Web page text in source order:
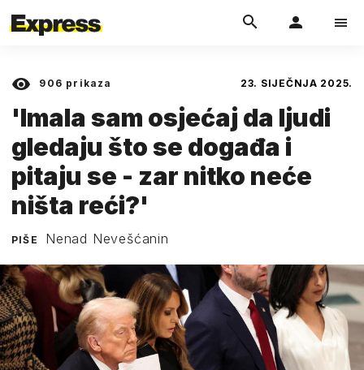
906 prikaza 23. SIJEČNJA 2025.
'Imala sam osjećaj da ljudi
gledaju što se događa i
pitaju se - zar nitko neće
ništa reći?'
PIŠE Nenad Nevešćanin